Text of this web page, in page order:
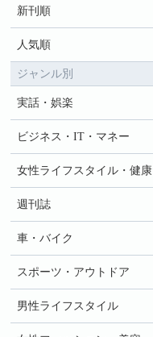
新刊順
人気順
ジャンル別
実話・娯楽
ビジネス・IT・マネー
女性ライフスタイル・健康
週刊誌
車・バイク
スポーツ・アウトドア
男性ライフスタイル